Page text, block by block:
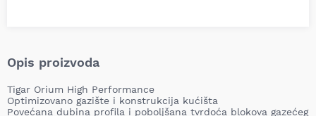
Opis proizvoda
Tigar Orium High Performance
Optimizovano gazište i konstrukcija kućišta
Povećana dubina profila i poboljšana tvrdoća blokova gazećeg